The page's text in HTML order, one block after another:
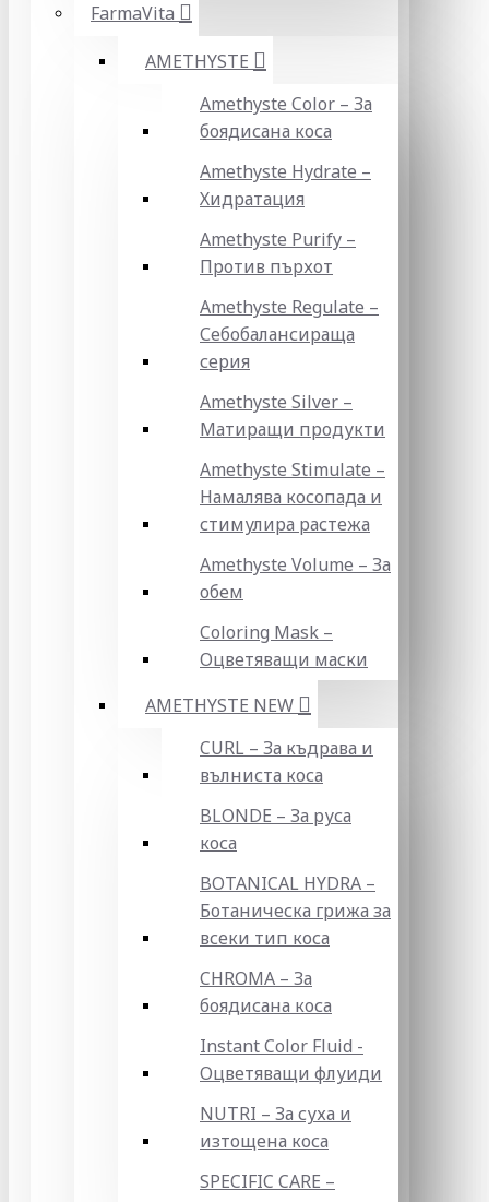
FarmaVita
AMETHYSTE
Amethyste Color – За
боядисана коса
Amethyste Hydrate –
Хидратация
Amethyste Purify –
Против пърхот
Amethyste Regulate –
Себобалансираща
серия
Amethyste Silver –
Матиращи продукти
Amethyste Stimulate –
Намалява косопада и
стимулира растежа
Amethyste Volume – За
обем
Coloring Mask –
Оцветяващи маски
AMETHYSTE NEW
CURL – За къдрава и
вълниста коса
BLONDE – За руса
коса
BOTANICAL HYDRA –
Ботаническа грижа за
всеки тип коса
CHROMA – За
боядисана коса
Instant Color Fluid -
Оцветяващи флуиди
NUTRI – За суха и
изтощена коса
SPECIFIC CARE –